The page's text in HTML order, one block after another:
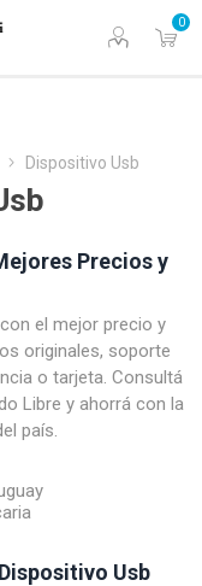
0
Dispositivo Usb
Precios y
el mejor precio y
originales, soporte
o tarjeta. Consultá
Libre y ahorrá con la
país.
Usb